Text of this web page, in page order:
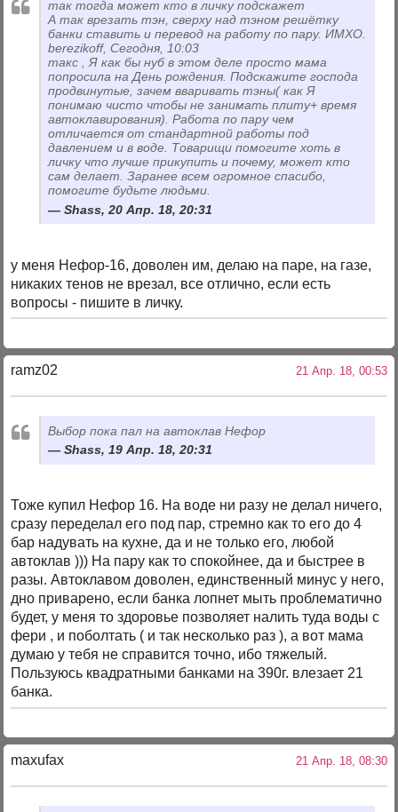
так тогда может кто в личку подскажет
А так врезать тэн, сверху над тэном решётку
банки ставить и перевод на работу по пару. ИМХО.
berezikoff, Сегодня, 10:03
такс , Я как бы нуб в этом деле просто мама
попросила на День рождения. Подскажите господа
продвинутые, зачем вваривать тэны( как Я
понимаю чисто чтобы не занимать плиту+ время
автоклавирования). Работа по пару чем
отличается от стандартной работы под
давлением и в воде. Товарищи помогите хоть в
личку что лучше прикупить и почему, может кто
сам делает. Заранее всем огромное спасибо,
помогите будьте людьми.
Shass, 20 Апр. 18, 20:31
у меня Нефор-16, доволен им, делаю на паре, на газе,
никаких тенов не врезал, все отлично, если есть
вопросы - пишите в личку.
ramz02 21 Апр. 18, 00:53
Выбор пока пал на автоклав Нефор
Shass, 19 Апр. 18, 20:31
Тоже купил Нефор 16. На воде ни разу не делал ничего,
сразу переделал его под пар, стремно как то его до 4
бар надувать на кухне, да и не только его, любой
автоклав ))) На пару как то спокойнее, да и быстрее в
разы. Автоклавом доволен, единственный минус у него,
дно приварено, если банка лопнет мыть проблематично
будет, у меня то здоровье позволяет налить туда воды с
фери , и поболтать ( и так несколько раз ), а вот мама
думаю у тебя не справится точно, ибо тяжелый.
Пользуюсь квадратными банками на 390г. влезает 21
банка.
maxufax 21 Апр. 18, 08:30